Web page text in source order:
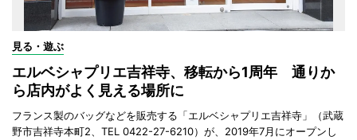
見る・遊ぶ
エルベシャプリエ吉祥寺、移転から1周年 通りか
ら店内がよく見える場所に
フランス製のバッグなどを販売する「エルベシャプリエ吉祥寺」（武蔵
野市吉祥寺本町2、TEL 0422-27-6210）が、2019年7月にオープンし